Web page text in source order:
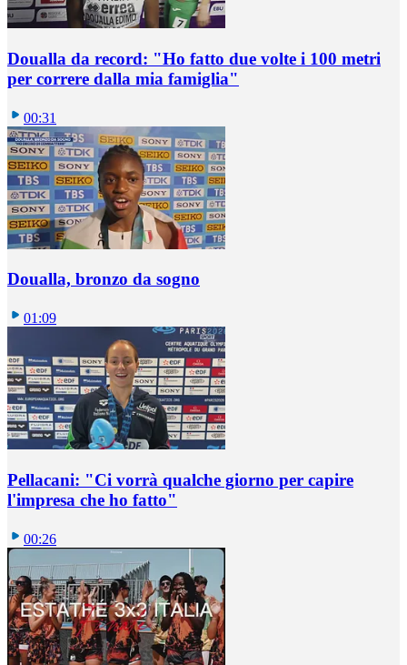
Doualla da record: "Ho fatto due volte i 100 metri
per correre dalla mia famiglia"
00:31
Doualla, bronzo da sogno
01:09
Pellacani: "Ci vorrà qualche giorno per capire
l'impresa che ho fatto"
00:26